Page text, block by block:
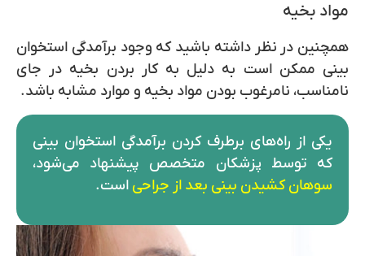
مواد بخیه
همچنین در نظر داشته باشید که وجود برآمدگی استخوان
بینی ممکن است به دلیل به کار بردن بخیه در جای
نامناسب، نامرغوب بودن مواد بخیه و موارد مشابه باشد.
یکی از راه‌های برطرف کردن برآمدگی استخوان بینی
که توسط پزشکان متخصص پیشنهاد می‌شود،
سوهان کشیدن بینی بعد از جراحی است.